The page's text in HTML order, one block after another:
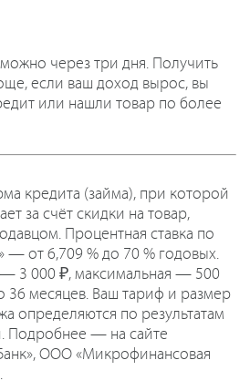
через три дня. Получить
если ваш доход вырос, вы
или нашли товар по более
кредита (займа), при которой
за счёт скидки на товар,
Процентная ставка по
— от 6,709 % до 70 % годовых.
3 000 ₽, максимальная — 500
месяцев. Ваш тариф и размер
определяются по результатам
Подробнее — на сайте
ООО «Микрофинансовая